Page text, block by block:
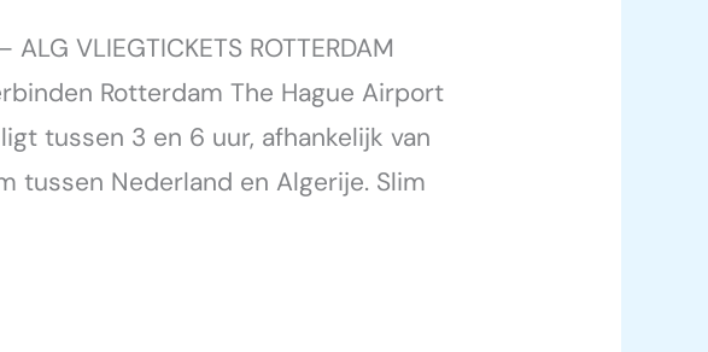
VLIEGTICKETS ROTTERDAM
Rotterdam The Hague Airport
tussen 3 en 6 uur, afhankelijk van
tussen Nederland en Algerije. Slim